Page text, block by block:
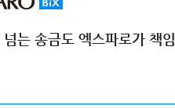
는 송금도 엑스파로가 책임